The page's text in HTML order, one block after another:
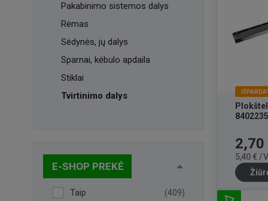
Pakabinimo sistemos dalys
Rėmas
Sėdynės, jų dalys
Sparnai, kėbulo apdaila
Stiklai
Tvirtinimo dalys
E-SHOP PREKĖ
Taip (409)
Kaina
2,70
5,40 € /